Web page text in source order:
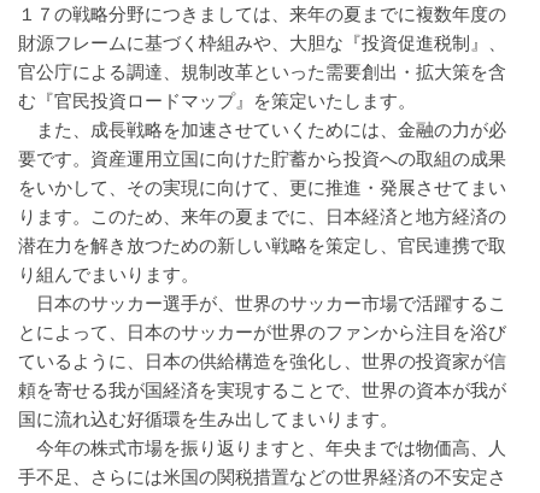
１７の戦略分野につきましては、来年の夏までに複数年度の
財源フレームに基づく枠組みや、大胆な『投資促進税制』、
官公庁による調達、規制改革といった需要創出・拡大策を含
む『官民投資ロードマップ』を策定いたします。
また、成長戦略を加速させていくためには、金融の力が必
要です。資産運用立国に向けた貯蓄から投資への取組の成果
をいかして、その実現に向けて、更に推進・発展させてまい
ります。このため、来年の夏までに、日本経済と地方経済の
潜在力を解き放つための新しい戦略を策定し、官民連携で取
り組んでまいります。
日本のサッカー選手が、世界のサッカー市場で活躍するこ
とによって、日本のサッカーが世界のファンから注目を浴び
ているように、日本の供給構造を強化し、世界の投資家が信
頼を寄せる我が国経済を実現することで、世界の資本が我が
国に流れ込む好循環を生み出してまいります。
今年の株式市場を振り返りますと、年央までは物価高、人
手不足、さらには米国の関税措置などの世界経済の不安定さ